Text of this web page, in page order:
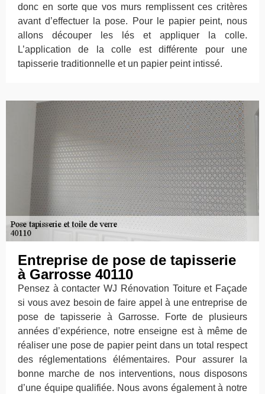
donc en sorte que vos murs remplissent ces critères
avant d’effectuer la pose. Pour le papier peint, nous
allons découper les lés et appliquer la colle.
L’application de la colle est différente pour une
tapisserie traditionnelle et un papier peint intissé.
Entreprise de pose de tapisserie
à Garrosse 40110
Pensez à contacter WJ Rénovation Toiture et Façade
si vous avez besoin de faire appel à une entreprise de
pose de tapisserie à Garrosse. Forte de plusieurs
années d’expérience, notre enseigne est à même de
réaliser une pose de papier peint dans un total respect
des réglementations élémentaires. Pour assurer la
bonne marche de nos interventions, nous disposons
d’une équipe qualifiée. Nous avons également à notre